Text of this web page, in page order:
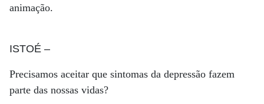
animação.
ISTOÉ –
Precisamos aceitar que sintomas da depressão fazem
parte das nossas vidas?